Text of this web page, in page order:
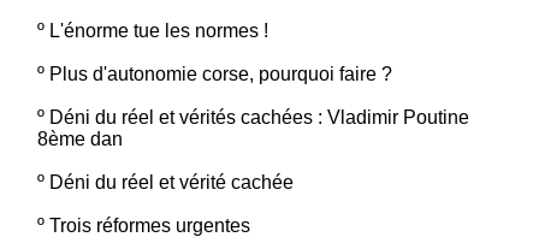
º L'énorme tue les normes !
º Plus d'autonomie corse, pourquoi faire ?
º Déni du réel et vérités cachées : Vladimir Poutine
8ème dan
º Déni du réel et vérité cachée
º Trois réformes urgentes